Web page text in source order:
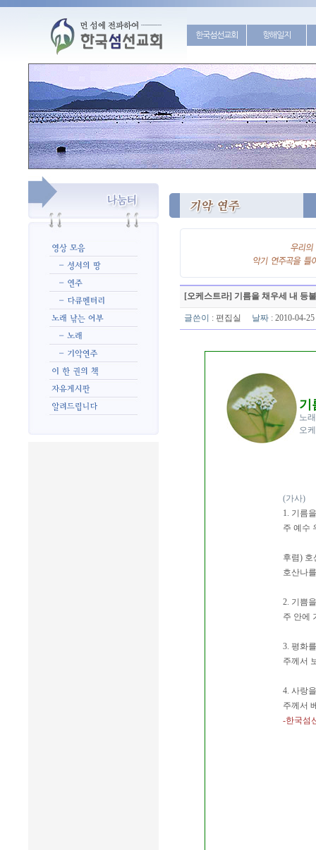
한국섬선교회 항해일지
[오케스트라] 기름을 채우세 내 등
글쓴이 : 편집실 날짜 : 2010-04-
기
노
오
(가사)
1. 기름
주 예수
후렴) 호
호산나
2. 기쁨
주 안에
3. 평화
주께서
4. 사랑
주께서
-한국섬